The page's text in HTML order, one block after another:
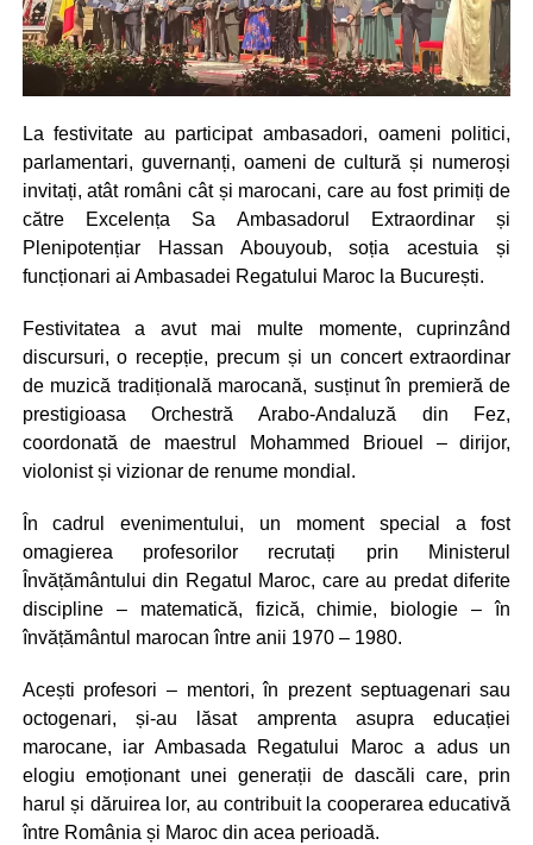
La festivitate au participat ambasadori, oameni politici,
parlamentari, guvernanți, oameni de cultură și numeroși
invitați, atât români cât și marocani, care au fost primiți de
către Excelența Sa Ambasadorul Extraordinar și
Plenipotențiar Hassan Abouyoub, soția acestuia și
funcționari ai Ambasadei Regatului Maroc la București.
Festivitatea a avut mai multe momente, cuprinzând
discursuri, o recepție, precum și un concert extraordinar
de muzică tradițională marocană, susținut în premieră de
prestigioasa Orchestră Arabo-Andaluză din Fez,
coordonată de maestrul Mohammed Briouel – dirijor,
violonist și vizionar de renume mondial.
În cadrul evenimentului, un moment special a fost
omagierea profesorilor recrutați prin Ministerul
Învățământului din Regatul Maroc, care au predat diferite
discipline – matematică, fizică, chimie, biologie – în
învățământul marocan între anii 1970 – 1980.
Acești profesori – mentori, în prezent septuagenari sau
octogenari, și-au lăsat amprenta asupra educației
marocane, iar Ambasada Regatului Maroc a adus un
elogiu emoționant unei generații de dascăli care, prin
harul și dăruirea lor, au contribuit la cooperarea educativă
între România și Maroc din acea perioadă.